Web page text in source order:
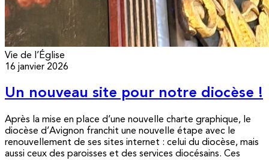
Vie de l’Église
16 janvier 2026
Un nouveau site pour notre diocèse !
Après la mise en place d’une nouvelle charte graphique, le
diocèse d’Avignon franchit une nouvelle étape avec le
renouvellement de ses sites internet : celui du diocèse, mais
aussi ceux des paroisses et des services diocésains. Ces